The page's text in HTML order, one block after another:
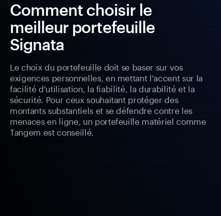
Comment choisir le
meilleur portefeuille
Signata
Le choix du portefeuille doit se baser sur vos
exigences personnelles, en mettant l'accent sur la
facilité d'utilisation, la fiabilité, la durabilité et la
sécurité. Pour ceux souhaitant protéger des
montants substantiels et se défendre contre les
menaces en ligne, un portefeuille matériel comme
Tangem est conseillé.